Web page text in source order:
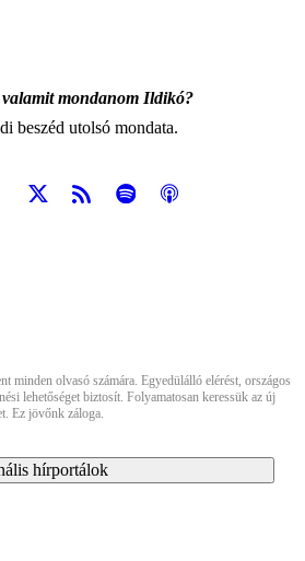
mondanom Ildikó?
beszéd utolsó mondata.
minden olvasó számára. Egyedülálló elérést, országos
lehetőséget biztosít. Folyamatosan keressük az új
Ez jövőnk záloga.
hírportálok